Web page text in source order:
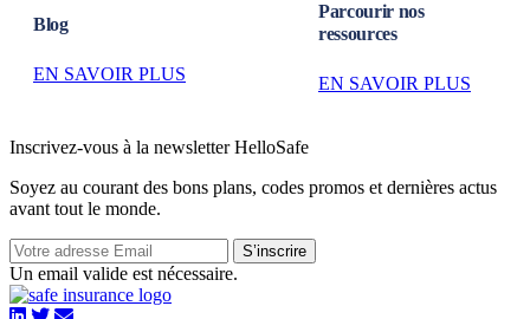
Blog
EN SAVOIR PLUS
Parcourir nos
ressources
EN SAVOIR PLUS
Inscrivez-vous à la newsletter HelloSafe
Soyez au courant des bons plans, codes promos et dernières actus
avant tout le monde.
S’inscrire
Un email valide est nécessaire.